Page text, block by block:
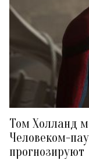
Том Холланд
Человеком-
прогнозируют